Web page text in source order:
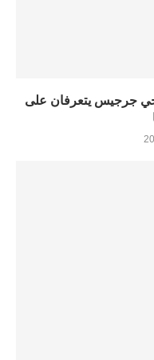
جرجيس يتعرفان على